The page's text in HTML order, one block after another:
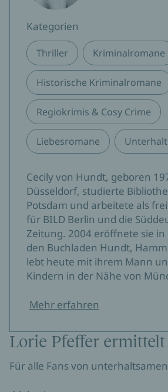
Kategorien
Thriller Kriminalromane
Historische Kriminalromane
Regiokrimis & Cosy Crime
Liebesromane
Cecily von Hundt, geboren
Düsseldorf, studierte
Potsdam und arbeitete als
für BILD Berlin und die
Zeitung. 2004 eröffnete sie
den Buchladen Hundt,
lebt heute mit ihrem Mann
Kindern in der Nähe von
Mehr erfahren
Lorie Pfeffer ermittelt
Für alle Fans von